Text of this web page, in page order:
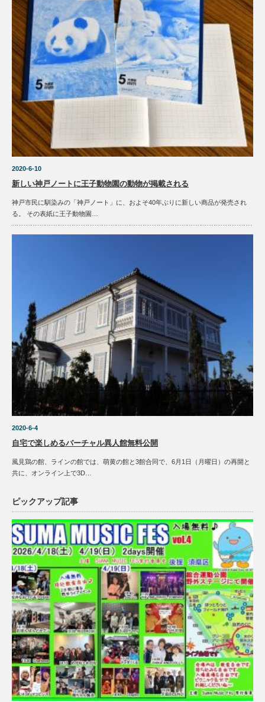
2020-6-10
新しい神戸ノートに王子動物園の動物が掲載される
神戸市民に馴染みの「神戸ノート」に、およそ40年ぶりに新しい商品が発売され
る。 その表紙に王子動物園…
2020-6-4
自宅で楽しめるバーチャル異人館無料公開
風見鶏の館、ラインの館では、萌黄の館と3館合同で、6月1日（月曜日）の再開と
共に、オンライン上で3D…
ピックアップ記事